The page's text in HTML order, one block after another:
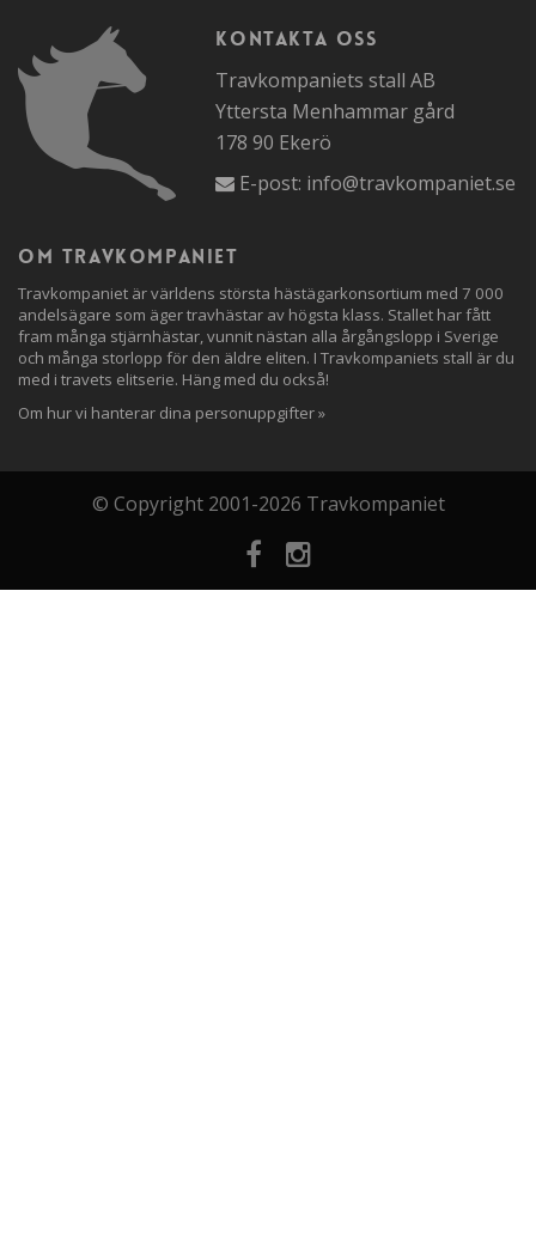
Kontakta oss
Travkompaniets stall AB
Yttersta Menhammar gård
178 90 Ekerö
E-post: info@travkompaniet.se
Om travkompaniet
Travkompaniet är världens största hästägarkonsortium med 7 000
andelsägare som äger travhästar av högsta klass. Stallet har fått
fram många stjärnhästar, vunnit nästan alla årgångslopp i Sverige
och många storlopp för den äldre eliten. I Travkompaniets stall är du
med i travets elitserie. Häng med du också!
Om hur vi hanterar dina personuppgifter »
© Copyright 2001-2026 Travkompaniet